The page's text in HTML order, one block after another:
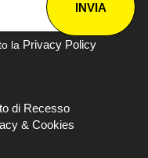
INVIA
la Privacy Policy
di Recesso
& Cookies